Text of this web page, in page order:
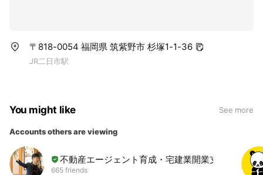
〒818-0054 福岡県 筑紫野市 杉塚1-1-36
JR二日市駅
You might like See more
Accounts others are viewing
不動産エージェント育成・宅建業開業支援
665 friends